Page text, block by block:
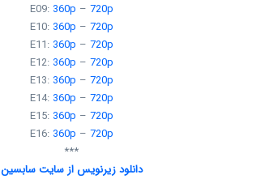
E09: 360p – 720p
E10: 360p – 720p
E11: 360p – 720p
E12: 360p – 720p
E13: 360p – 720p
E14: 360p – 720p
E15: 360p – 720p
E16: 360p – 720p
***
دانلود زیرنویس از سایت سابسین